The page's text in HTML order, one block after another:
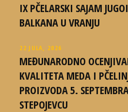
IX PČELARSKI SAJAM
BALKANA U VRANJU
22 JULA, 2026
MEĐUNARODNO
KVALITETA MEDA I
PROIZVODA 5.
STEPOJEVCU